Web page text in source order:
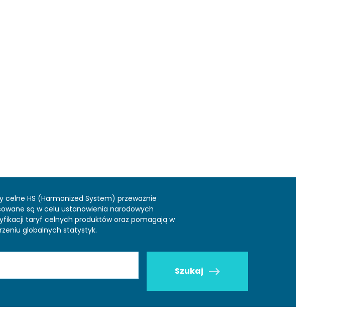
celne HS (Harmonized System) przeważnie
są w celu ustanowienia narodowych
taryf celnych produktów oraz pomagają w
globalnych statystyk.
Szukaj